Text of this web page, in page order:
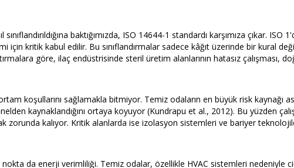
sınıflandırıldığına baktığımızda, ISO 14644-1 standardı karşımıza
için kritik kabul edilir. Bu sınıflandırmalar sadece kâğıt üzerinde bir kural
göre, ilaç endüstrisinde steril üretim alanlarının hatasız çalışması,
koşullarını sağlamakla bitmiyor. Temiz odaların en büyük risk kaynağı
kaynaklandığını ortaya koyuyor (Kundrapu et al., 2012). Bu yüzden
zorunda kalıyor. Kritik alanlarda ise izolasyon sistemleri ve bariyer
da enerji verimliliği. Temiz odalar, özellikle HVAC sistemleri nedeniyle